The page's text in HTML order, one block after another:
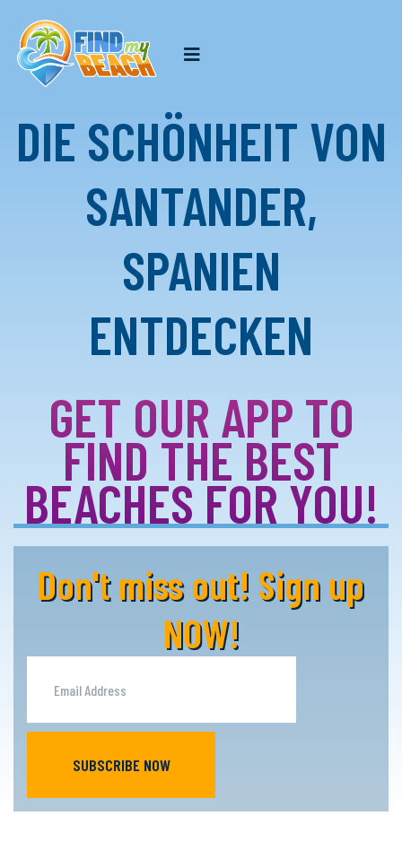
DIE SCHÖNHEIT VON
SANTANDER,
SPANIEN
ENTDECKEN
GET OUR APP TO
FIND THE BEST
BEACHES FOR YOU!
Don't miss out! Sign up
NOW!
SUBSCRIBE NOW